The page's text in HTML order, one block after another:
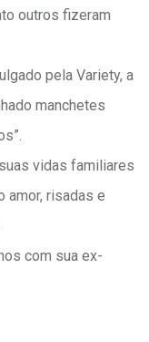
outros fizeram
pela Variety, a
manchetes
vidas familiares
amor, risadas e
com sua ex-